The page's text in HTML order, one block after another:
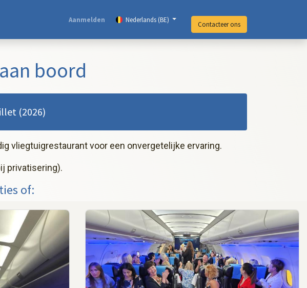
Aanmelden Nederlands (BE)
Contacteer ons
boord
(2026)
vliegtuigrestaurant voor een onvergetelijke ervaring.
privatisering).
of: